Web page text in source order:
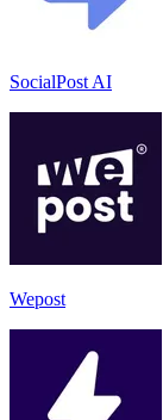
SocialPost AI
Wepost